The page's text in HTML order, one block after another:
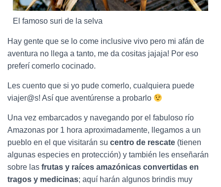
El famoso suri de la selva
Hay gente que se lo come inclusive vivo pero mi afán de
aventura no llega a tanto, me da cositas jajaja! Por eso
preferí comerlo cocinado.
Les cuento que si yo pude comerlo, cualquiera puede
viajer@s! Así que aventúrense a probarlo
Una vez embarcados y navegando por el fabuloso río
Amazonas por 1 hora aproximadamente, llegamos a un
pueblo en el que visitarán su centro de rescate (tienen
algunas especies en protección) y también les enseñarán
sobre las frutas y raíces amazónicas convertidas en
tragos y medicinas; aquí harán algunos brindis muy